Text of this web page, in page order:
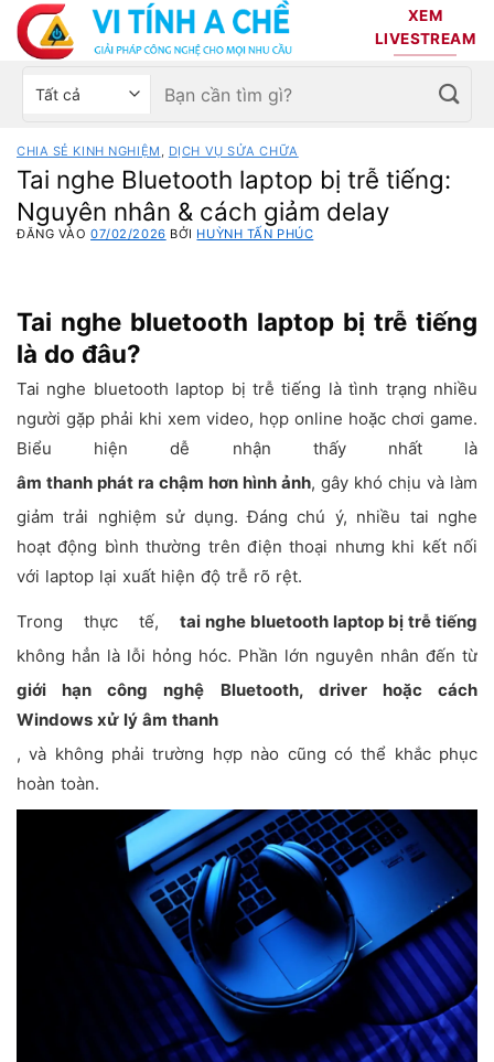
Bỏ
qua
nội
dung
XEM
LIVESTREAM
Chọn
sản
phẩm
Tìm
kiếm:
CHIA SẺ KINH NGHIỆM DỊCH VỤ SỬA CHỮA
Tai nghe Bluetooth laptop bị trễ tiếng:
Nguyên nhân & cách giảm delay
ĐĂNG VÀO07/02/2026 BỞI HUỲNH TẤN PHÚC
Tai nghe bluetooth laptop bị trễ tiếng
là do đâu?
Tai nghe bluetooth laptop bị trễ tiếng là tình trạng nhiều
người gặp phải khi xem video, họp online hoặc chơi game.
Biểu hiện dễ nhận thấy nhất là
âm thanh phát ra chậm hơn hình ảnh, gây khó chịu và làm
giảm trải nghiệm sử dụng. Đáng chú ý, nhiều tai nghe
hoạt động bình thường trên điện thoại nhưng khi kết nối
với laptop lại xuất hiện độ trễ rõ rệt.
Trong thực tế, tai nghe bluetooth laptop bị trễ tiếng
không hẳn là lỗi hỏng hóc. Phần lớn nguyên nhân đến từ
giới hạn công nghệ Bluetooth, driver hoặc cách
Windows xử lý âm thanh
, và không phải trường hợp nào cũng có thể khắc phục
hoàn toàn.